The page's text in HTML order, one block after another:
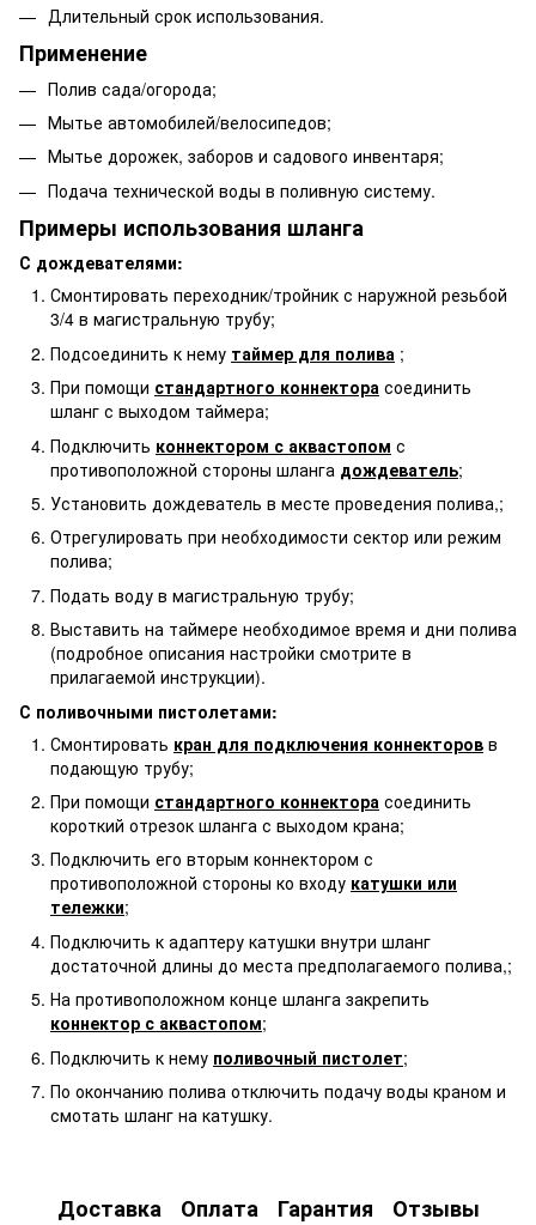
Длительный срок использования.
Применение
Полив сада/огорода;
Мытье автомобилей/велосипедов;
Мытье дорожек, заборов и садового инвентаря;
Подача технической воды в поливную систему.
Примеры использования шланга
С дождевателями:
Смонтировать переходник/тройник с наружной резьбой
3/4 в магистральную трубу;
Подсоединить к нему таймер для полива ;
При помощи стандартного коннектора соединить
шланг с выходом таймера;
Подключить коннектором с аквастопом с
противоположной стороны шланга дождеватель;
Установить дождеватель в месте проведения полива,;
Отрегулировать при необходимости сектор или режим
полива;
Подать воду в магистральную трубу;
Выставить на таймере необходимое время и дни полива
(подробное описания настройки смотрите в
прилагаемой инструкции).
С поливочными пистолетами:
Смонтировать кран для подключения коннекторов в
подающую трубу;
При помощи стандартного коннектора соединить
короткий отрезок шланга с выходом крана;
Подключить его вторым коннектором с
противоположной стороны ко входу катушки или
тележки;
Подключить к адаптеру катушки внутри шланг
достаточной длины до места предполагаемого полива,;
На противоположном конце шланга закрепить
коннектор с аквастопом;
Подключить к нему поливочный пистолет;
По окончанию полива отключить подачу воды краном и
смотать шланг на катушку.
Доставка Оплата Гарантия Отзывы